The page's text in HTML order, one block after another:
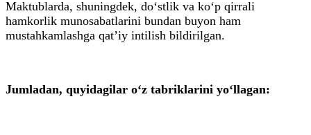
Maktublarda, shuningdek, do‘stlik va ko‘p qirrali
hamkorlik munosabatlarini bundan buyon ham
mustahkamlashga qat’iy intilish bildirilgan.
Jumladan, quyidagilar oʻz tabriklarini yoʻllagan: